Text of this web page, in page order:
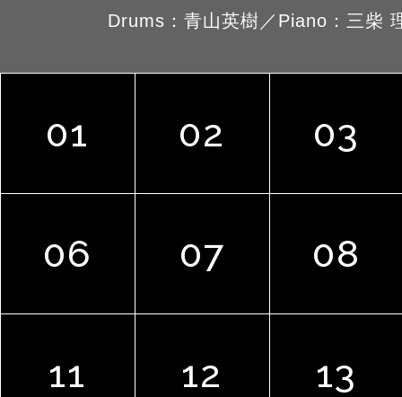
Drums：青山英樹／Piano：三柴
01 02 03
06 07 08
11 12 13